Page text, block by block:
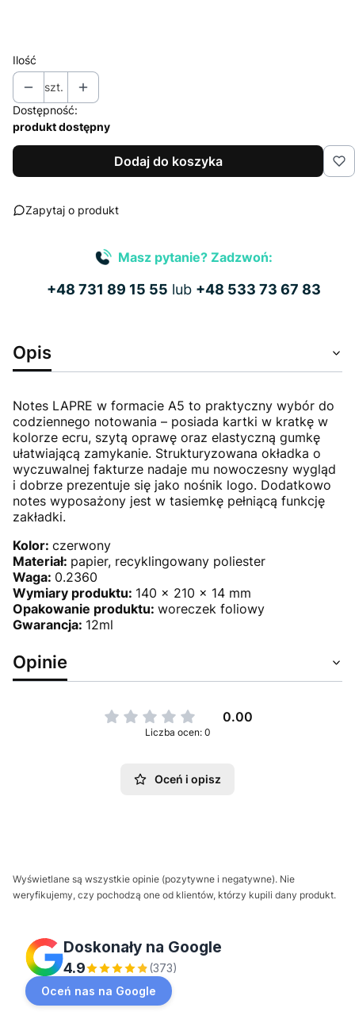
Ilość
szt.
Dostępność:
produkt dostępny
Dodaj do koszyka
Zapytaj o produkt
Masz pytanie? Zadzwoń:
+48 731 89 15 55 lub +48 533 73 67 83
Opis
Notes LAPRE w formacie A5 to praktyczny wybór do
codziennego notowania – posiada kartki w kratkę w
kolorze ecru, szytą oprawę oraz elastyczną gumkę
ułatwiającą zamykanie. Strukturyzowana okładka o
wyczuwalnej fakturze nadaje mu nowoczesny wygląd
i dobrze prezentuje się jako nośnik logo. Dodatkowo
notes wyposażony jest w tasiemkę pełniącą funkcję
zakładki.
Kolor: czerwony
Materiał: papier, recyklingowany poliester
Waga: 0.2360
Wymiary produktu: 140 x 210 x 14 mm
Opakowanie produktu: woreczek foliowy
Gwarancja: 12ml
Opinie
0.00
Liczba ocen: 0
Oceń i opisz
Wyświetlane są wszystkie opinie (pozytywne i negatywne). Nie
weryfikujemy, czy pochodzą one od klientów, którzy kupili dany produkt.